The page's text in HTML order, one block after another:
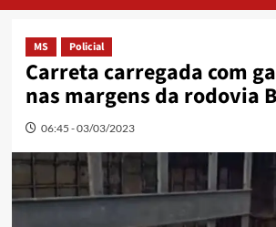
MS Policial
Carreta carregada com
nas margens da rodovia
06:45 - 03/03/2023